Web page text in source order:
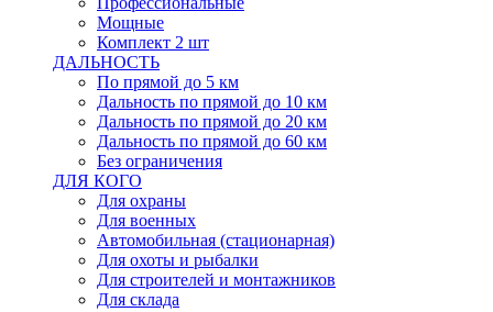
Мощные
Комплект 2 шт
ДАЛЬНОСТЬ
По прямой до 5 км
Дальность по прямой до 10 км
Дальность по прямой до 20 км
Дальность по прямой до 60 км
Без ограничения
ДЛЯ КОГО
Для охраны
Для военных
Автомобильная (стационарная)
Для охоты и рыбалки
Для строителей и монтажников
Для склада